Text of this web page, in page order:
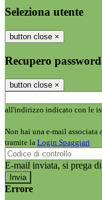
Seleziona utente
button close ×
Recupero password
button close ×
all'indirizzo indicato con le
Non hai una e-mail associata
tramite la Login Spaggiari
E-mail inviata, si prega
Errore